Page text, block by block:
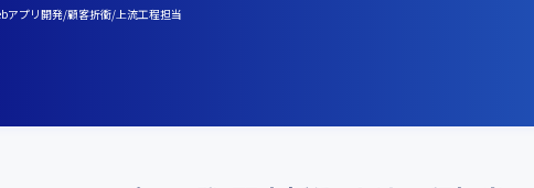
アプリ開発/顧客折衝/上流工程担当